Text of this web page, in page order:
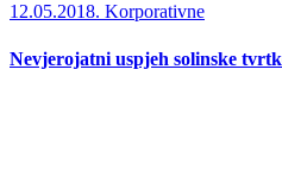
12.05.2018. Korporativne
Nevjerojatni uspjeh solinske